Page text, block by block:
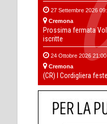
27 Settembre 2026
Cremona
Prossima fermata
iscritte
24 Ottobre 2026
Cremona
(CR) I Cordigliera